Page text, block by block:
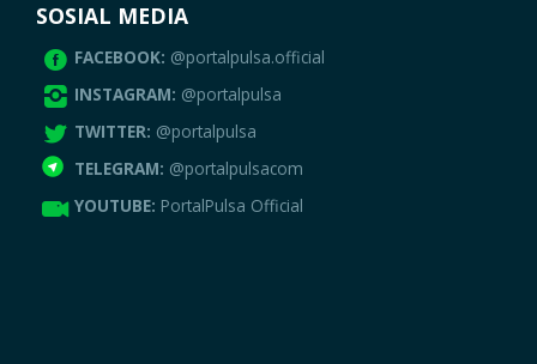
SOSIAL MEDIA
FACEBOOK: @portalpulsa.official
INSTAGRAM: @portalpulsa
TWITTER: @portalpulsa
TELEGRAM: @portalpulsacom
YOUTUBE: PortalPulsa Official